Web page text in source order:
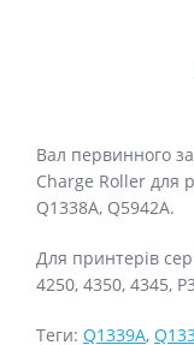
Вал первинного
Charge Roller для
Q1338A, Q5942A.
Для принтерів
4250, 4350, 4345,
Теги: Q1339A,